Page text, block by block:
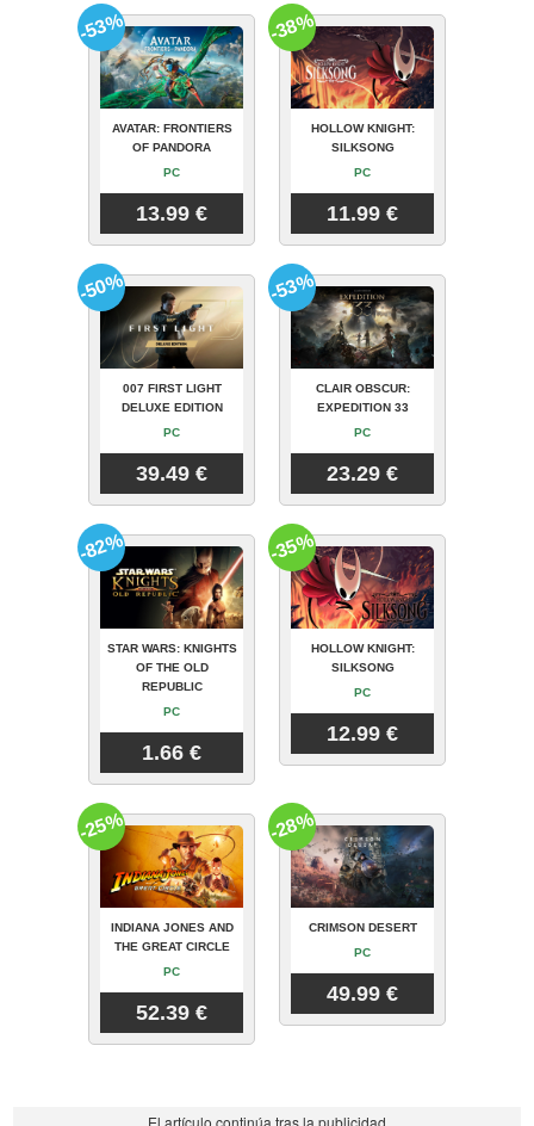
AVATAR: FRONTIERS
OF PANDORA
PC
13.99 €
-53%
HOLLOW KNIGHT:
SILKSONG
PC
11.99 €
-38%
007 FIRST LIGHT
DELUXE EDITION
PC
39.49 €
-50%
CLAIR OBSCUR:
EXPEDITION 33
PC
23.29 €
-53%
STAR WARS: KNIGHTS
OF THE OLD
REPUBLIC
PC
1.66 €
-82%
HOLLOW KNIGHT:
SILKSONG
PC
12.99 €
-35%
INDIANA JONES AND
THE GREAT CIRCLE
PC
52.39 €
-25%
CRIMSON DESERT
PC
49.99 €
-28%